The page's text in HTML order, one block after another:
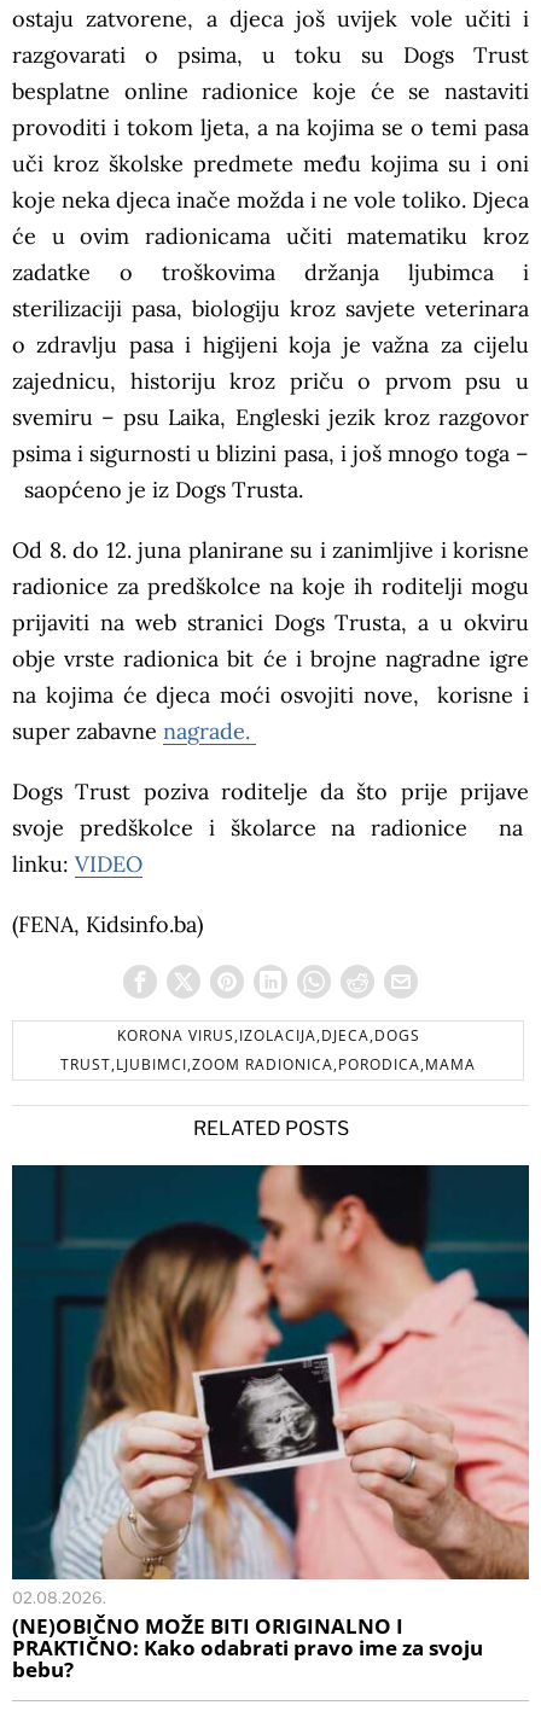
ostaju zatvorene, a djeca još uvijek vole učiti i
razgovarati o psima, u toku su Dogs Trust
besplatne online radionice koje će se nastaviti
provoditi i tokom ljeta, a na kojima se o temi pasa
uči kroz školske predmete među kojima su i oni
koje neka djeca inače možda i ne vole toliko. Djeca
će u ovim radionicama učiti matematiku kroz
zadatke o troškovima držanja ljubimca i
sterilizaciji pasa, biologiju kroz savjete veterinara
o zdravlju pasa i higijeni koja je važna za cijelu
zajednicu, historiju kroz priču o prvom psu u
svemiru – psu Laika, Engleski jezik kroz razgovor
psima i sigurnosti u blizini pasa, i još mnogo toga –
saopćeno je iz Dogs Trusta.
Od 8. do 12. juna planirane su i zanimljive i korisne
radionice za predškolce na koje ih roditelji mogu
prijaviti na web stranici Dogs Trusta, a u okviru
obje vrste radionica bit će i brojne nagradne igre
na kojima će djeca moći osvojiti nove, korisne i
super zabavne nagrade.
Dogs Trust poziva roditelje da što prije prijave
svoje predškolce i školarce na radionice na
linku: VIDEO
(FENA, Kidsinfo.ba)
KORONA VIRUS,IZOLACIJA,DJECA,DOGS
TRUST,LJUBIMCI,ZOOM RADIONICA,PORODICA,MAMA
RELATED POSTS
02.08.2026.
(NE)OBIČNO MOŽE BITI ORIGINALNO I
PRAKTIČNO: Kako odabrati pravo ime za svoju
bebu?